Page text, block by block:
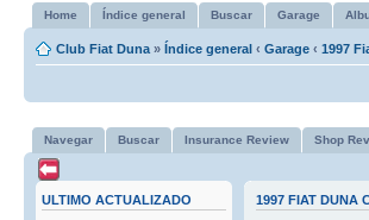
Home Índice general Buscar Garage
Club Fiat Duna » Índice general ‹ Garage ‹ 1997
Navegar Buscar Insurance Review Shop
ULTIMO ACTUALIZADO 1997 FIAT DUNA